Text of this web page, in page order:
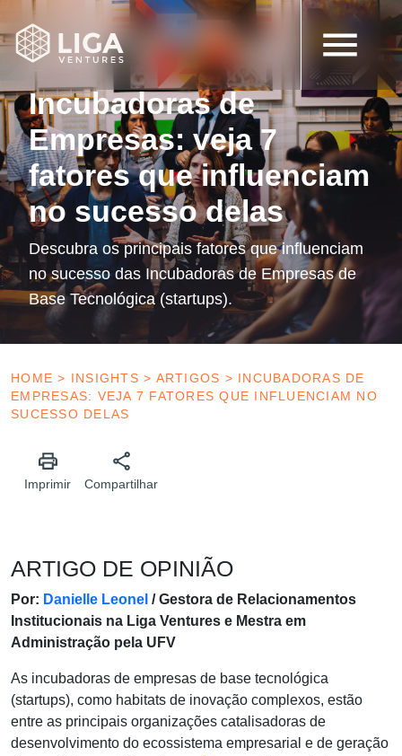
12 de setembro de 2022
Artigos
Incubadoras de
Empresas: veja 7
fatores que influenciam
no sucesso delas
Descubra os principais fatores que influenciam
no sucesso das Incubadoras de Empresas de
Base Tecnológica (startups).
HOME > INSIGHTS > ARTIGOS > INCUBADORAS DE
EMPRESAS: VEJA 7 FATORES QUE INFLUENCIAM NO
SUCESSO DELAS
Imprimir Compartilhar
ARTIGO DE OPINIÃO
Por: Danielle Leonel / Gestora de Relacionamentos
Institucionais na Liga Ventures e Mestra em
Administração pela UFV
As incubadoras de empresas de base tecnológica
(startups), como habitats de inovação complexos, estão
entre as principais organizações catalisadoras de
desenvolvimento do ecossistema empresarial e de geração